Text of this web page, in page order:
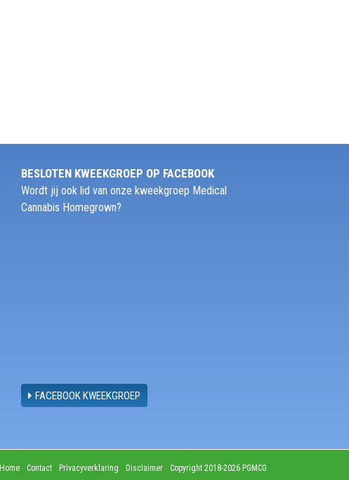
BESLOTEN KWEEKGROEP OP FACEBOOK
Wordt jij ook lid van onze kweekgroep Medical
Cannabis Homegrown?
FACEBOOK KWEEKGROEP
Home Contact Privacyverklaring Disclaimer Copyright 2018-2026 PGMCG